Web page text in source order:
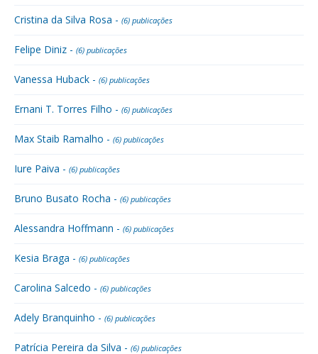
Cristina da Silva Rosa - (6) publicações
Felipe Diniz - (6) publicações
Vanessa Huback - (6) publicações
Ernani T. Torres Filho - (6) publicações
Max Staib Ramalho - (6) publicações
Iure Paiva - (6) publicações
Bruno Busato Rocha - (6) publicações
Alessandra Hoffmann - (6) publicações
Kesia Braga - (6) publicações
Carolina Salcedo - (6) publicações
Adely Branquinho - (6) publicações
Patrícia Pereira da Silva - (6) publicações